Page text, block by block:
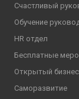
Счастливый
Обучение
HR отдел
Бесплатные
Открытый бизнес
Саморазвитие